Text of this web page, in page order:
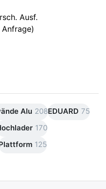
Ausf.
Alu 208EDUARD 75
170
125